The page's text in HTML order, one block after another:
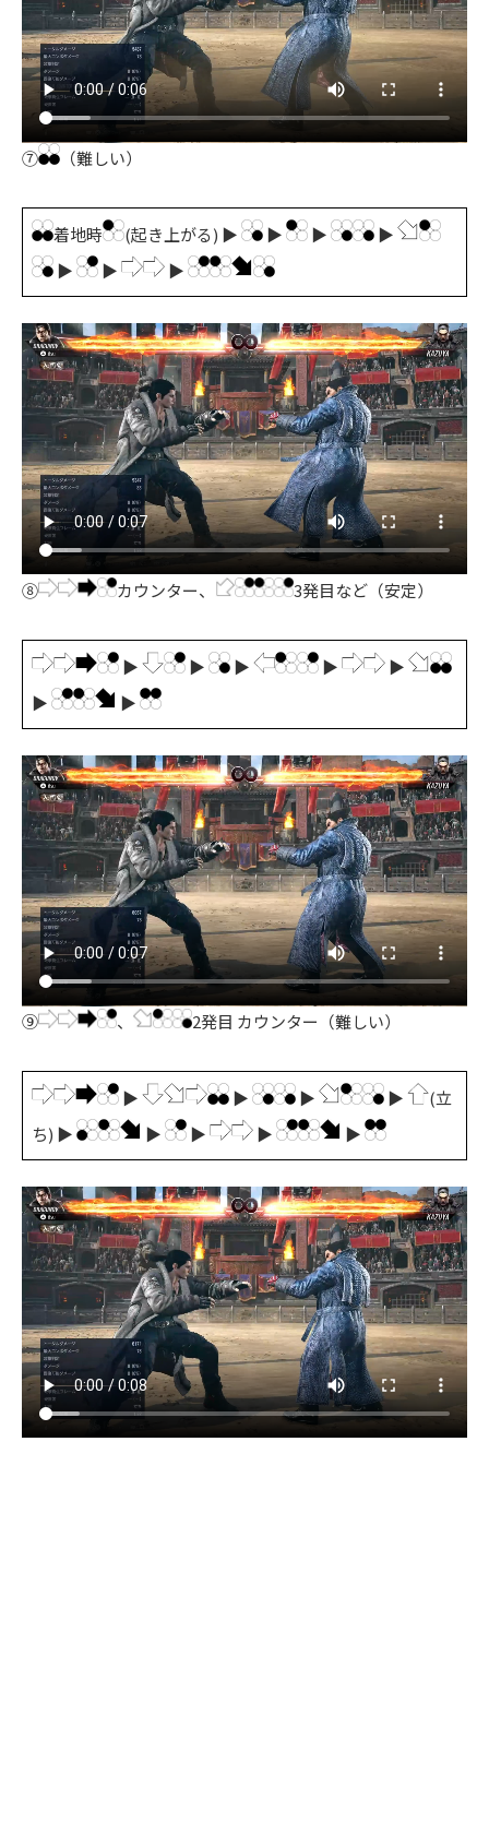
⑦ （難しい）
着地時 (起き上がる) ▶ ▶ ▶
▶
▶
▶ ▶
⑧ カウンター、 3発目など（安定）
▶ ▶ ▶ ▶
▶
▶
▶
⑨ 、 2発目 カウンター（難しい）
▶ ▶ ▶ ▶
(立
ち) ▶
▶ ▶ ▶ ▶